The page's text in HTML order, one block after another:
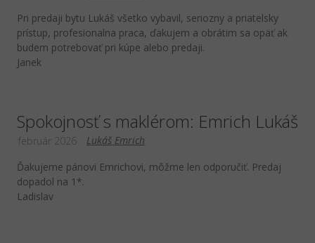
Pri predaji bytu Lukáš všetko vybavil, seriozny a priatelsky
prístup, profesionalna praca, ďakujem a obrátim sa opäť ak
budem potrebovať pri kúpe alebo predaji.
Janek
Spokojnosť s maklérom: Emrich Lukáš
Lukáš Emrich
február 2026
Ďakujeme pánovi Emrichovi, môžme len odporučiť. Predaj
dopadol na 1*.
Ladislav